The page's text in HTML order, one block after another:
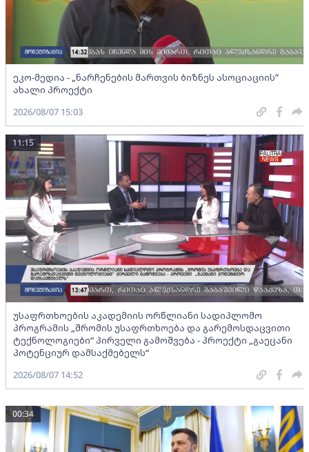
ეკო-მედია - „ნარჩენების მართვის ბიზნეს ასოციაციის”
ახალი პროექტი
2026/08/07 15:03
უსაფრთხოების აკადემიის ორწლიანი სადიპლომო
პროგრამის „შრომის უსაფრთხოება და გარემოსდაცვითი
ტექნოლოგიები“ პირველი გამოშვება - პროექტი „გაეცანი
პოტენციურ დამსაქმებელს“
11:15
2026/08/07 14:52
00:34